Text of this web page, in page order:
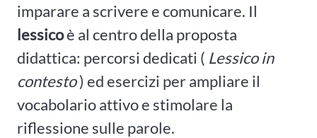
imparare a scrivere e comunicare. Il
lessicoè al centro della proposta
didattica: percorsi dedicati ( Lessico in
contesto) ed esercizi per ampliare il
vocabolario attivo e stimolare la
riflessione sulle parole.